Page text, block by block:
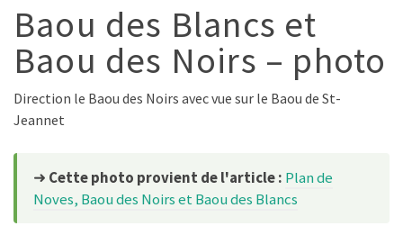
Baou des Blancs et
Baou des Noirs – photo
Direction le Baou des Noirs avec vue sur le Baou de St-
Jeannet
➜ Cette photo provient de l'article : Plan de
Noves, Baou des Noirs et Baou des Blancs